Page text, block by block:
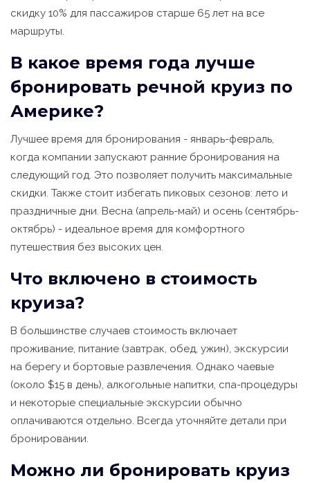
скидку 10% для пассажиров старше 65 лет на все
маршруты.
В какое время года лучше
бронировать речной круиз по
Америке?
Лучшее время для бронирования - январь-февраль,
когда компании запускают ранние бронирования на
следующий год. Это позволяет получить максимальные
скидки. Также стоит избегать пиковых сезонов: лето и
праздничные дни. Весна (апрель-май) и осень (сентябрь-
октябрь) - идеальное время для комфортного
путешествия без высоких цен.
Что включено в стоимость
круиза?
В большинстве случаев стоимость включает
проживание, питание (завтрак, обед, ужин), экскурсии
на берегу и бортовые развлечения. Однако чаевые
(около $15 в день), алкогольные напитки, спа-процедуры
и некоторые специальные экскурсии обычно
оплачиваются отдельно. Всегда уточняйте детали при
бронировании.
Можно ли бронировать круиз